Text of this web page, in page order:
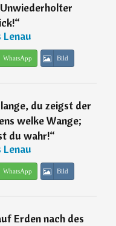
“
WhatsApp Bild
du zeigst der
welke Wange;
du wahr!“
WhatsApp Bild
Erden nach des